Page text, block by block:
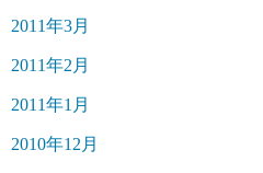
2011年3月
2011年2月
2011年1月
2010年12月